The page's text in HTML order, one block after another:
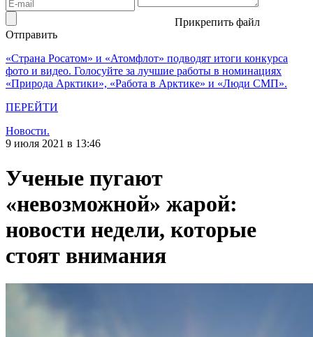
Прикрепить файл
Отправить
«Страна Росатом» и «Атомфлот» подводят итоги конкурса
фото и видео. Голосуйте за лучшие работы в номинациях
«Природа Арктики», «Работа в Арктике» и «Люди СМП».
ПЕРЕЙТИ
Новости.
9 июля 2021 в 13:46
Ученые пугают
«невозможной» жарой:
новости недели, которые
стоят внимания